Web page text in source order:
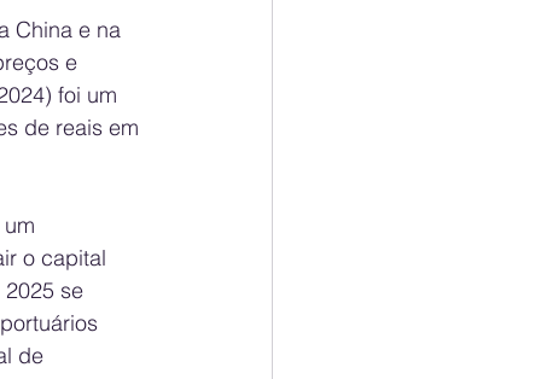
China e na
e
foi um
de reais em
o capital
se
de